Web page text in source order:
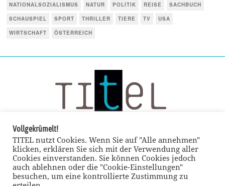
NATIONALSOZIALISMUS
NATUR POLITIK REISE
SACHBUCH
SCHAUSPIEL
SPORT THRILLER TIERE TV
USA
WIRTSCHAFT
ÖSTERREICH
Vollgekrümelt!
TITEL nutzt Cookies. Wenn Sie auf "Alle annehmen"
klicken, erklären Sie sich mit der Verwendung aller
Cookies einverstanden. Sie können Cookies jedoch
auch ablehnen oder die "Cookie-Einstellungen"
besuchen, um eine kontrollierte Zustimmung zu